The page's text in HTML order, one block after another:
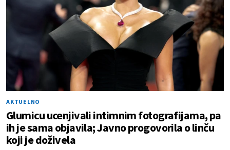
AKTUELNO
Glumicu ucenjivali intimnim fotografijama, pa
ih je sama objavila; Javno progovorila o linču
koji je doživela